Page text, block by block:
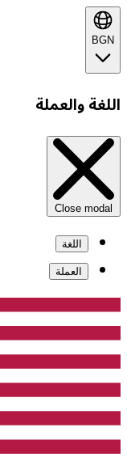
BGN
اللغة والعملة
Close modal
اللغة
العملة